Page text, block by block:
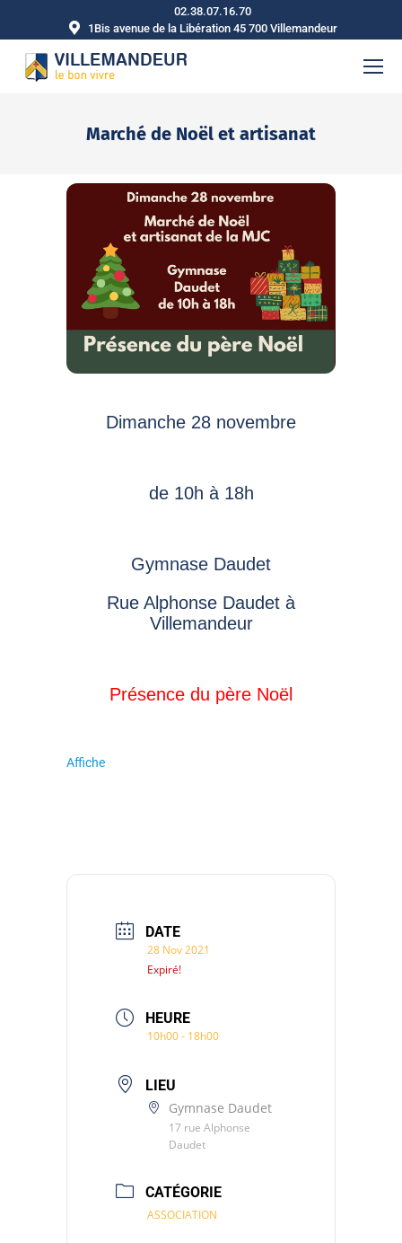
02.38.07.16.70
1Bis avenue de la Libération 45 700 Villemandeur
Marché de Noël et artisanat
Dimanche 28 novembre
de 10h à 18h
Gymnase Daudet
Rue Alphonse Daudet à
Villemandeur
Présence du père Noël
Affiche
DATE
28 Nov 2021
Expiré!
HEURE
10h00 - 18h00
LIEU
Gymnase Daudet
17 rue Alphonse
Daudet
CATÉGORIE
ASSOCIATION